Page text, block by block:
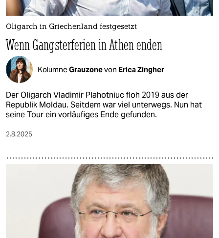
Oligarch in Griechenland festgesetzt
Wenn Gangsterferien in Athen enden
KolumneGrauzonevon Erica Zingher
Der Oli­garch Vladimir Plahotniuc floh 2019 aus der
Republik Moldau. Seitdem war viel unterwegs. Nun hat
seine Tour ein vorläufiges Ende gefunden.
2.8.2025